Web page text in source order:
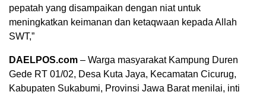
pepatah yang disampaikan dengan niat untuk
meningkatkan keimanan dan ketaqwaan kepada Allah
SWT,”
DAELPOS.com – Warga masyarakat Kampung Duren
Gede RT 01/02, Desa Kuta Jaya, Kecamatan Cicurug,
Kabupaten Sukabumi, Provinsi Jawa Barat menilai, inti